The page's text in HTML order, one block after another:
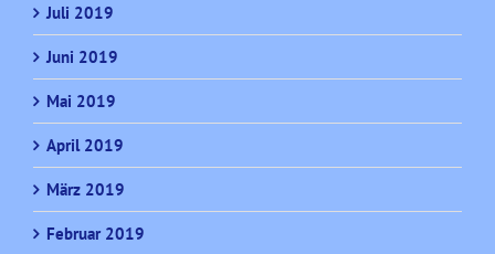
Juli 2019
Juni 2019
Mai 2019
April 2019
März 2019
Februar 2019